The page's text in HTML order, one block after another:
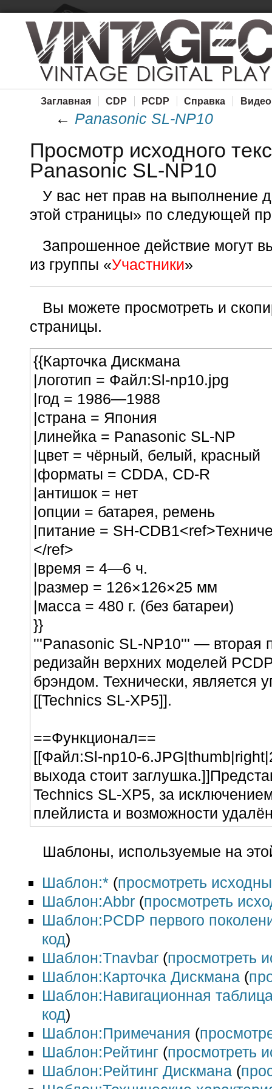
Заглавная CDP PCDP Справка Видео
← Panasonic SL-NP10
Просмотр исходного
Panasonic SL-NP10
У вас нет прав на выполнение
этой страницы» по следующей
Запрошенное действие могут
из группы «Участники»
Вы можете просмотреть и
страницы.
Шаблоны, используемые на
Шаблон:* (просмотреть
Шаблон:Abbr (просмотреть
Шаблон:PCDP первого
код)
Шаблон:Tnavbar (просмотреть
Шаблон:Карточка Дискмана (
Шаблон:Навигационная
код)
Шаблон:Примечания (
Шаблон:Рейтинг (просмотреть
Шаблон:Рейтинг Дискмана (